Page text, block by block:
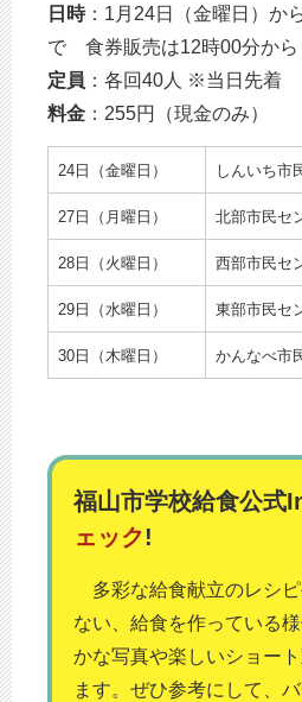
日時：1月24日（金曜日）か
で 食券販売は12時00分から
定員 ：各回40人 ※当日先着
料金 ：255円（現金のみ）
24日（金曜日） しんいち市
27日（月曜日） 北部市民セ
28日（火曜日） 西部市民セ
29日（水曜日） 東部市民セ
30日（木曜日） かんなべ市
福山市学校給食公式
ェック!
多彩な給食献立のレシ
ない、給食を作っている
かな写真や楽しいショー
ます。ぜひ参考にして、